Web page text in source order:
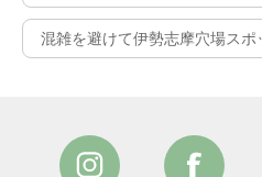
混雑を避けて伊勢志摩穴場スポ